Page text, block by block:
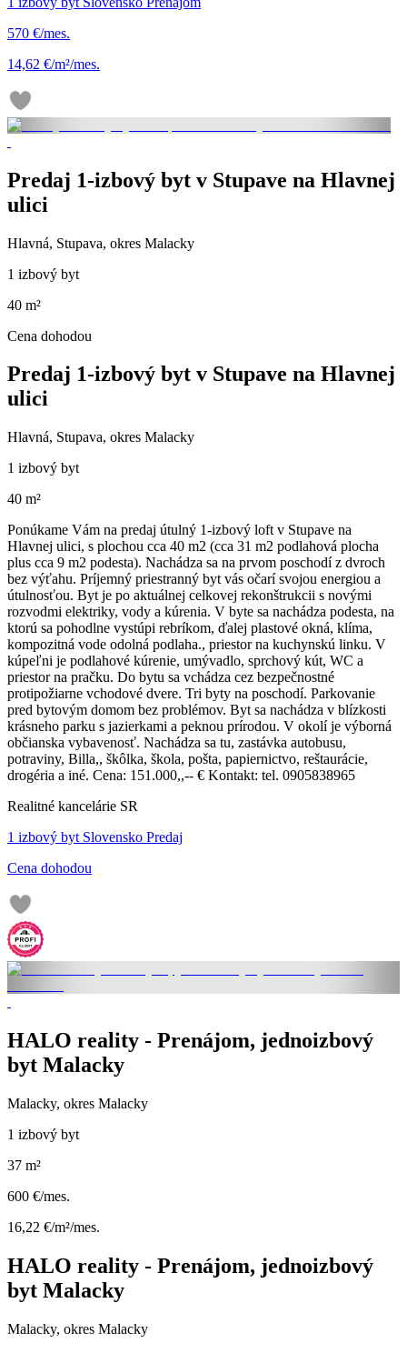
570 €/mes.
14,62 €/m²/mes.
Predaj 1-izbový byt v Stupave na Hlavnej
ulici
Hlavná, Stupava, okres Malacky
1 izbový byt
40 m²
Cena dohodou
Predaj 1-izbový byt v Stupave na Hlavnej
ulici
Hlavná, Stupava, okres Malacky
1 izbový byt
40 m²
Ponúkame Vám na predaj útulný 1-izbový loft v Stupave na
Hlavnej ulici, s plochou cca 40 m2 (cca 31 m2 podlahová plocha
plus cca 9 m2 podesta). Nachádza sa na prvom poschodí z dvroch
bez výťahu. Príjemný priestranný byt vás očarí svojou energiou a
útulnosťou. Byt je po aktuálnej celkovej rekonštrukcii s novými
rozvodmi elektriky, vody a kúrenia. V byte sa nachádza podesta, na
ktorú sa pohodlne vystúpi rebríkom, ďalej plastové okná, klíma,
kompozitná vode odolná podlaha., priestor na kuchynskú linku. V
kúpeľni je podlahové kúrenie, umývadlo, sprchový kút, WC a
priestor na pračku. Do bytu sa vchádza cez bezpečnostné
protipožiarne vchodové dvere. Tri byty na poschodí. Parkovanie
pred bytovým domom bez problémov. Byt sa nachádza v blízkosti
krásneho parku s jazierkami a peknou prírodou. V okolí je výborná
občianska vybavenosť. Nachádza sa tu, zastávka autobusu,
potraviny, Billa,, škôlka, škola, pošta, papiernictvo, reštaurácie,
drogéria a iné. Cena: 151.000,,-- € Kontakt: tel. 0905838965
Realitné kancelárie SR
1 izbový byt Slovensko Predaj
Cena dohodou
HALO reality - Prenájom, jednoizbový
byt Malacky
Malacky, okres Malacky
1 izbový byt
37 m²
600 €/mes.
16,22 €/m²/mes.
HALO reality - Prenájom, jednoizbový
byt Malacky
Malacky, okres Malacky